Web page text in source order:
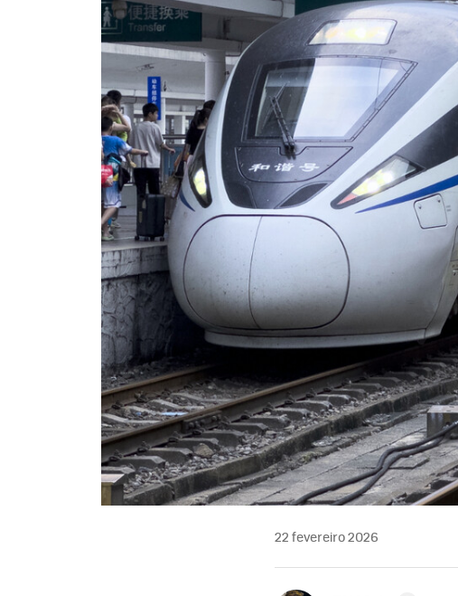
22 fevereiro 2026